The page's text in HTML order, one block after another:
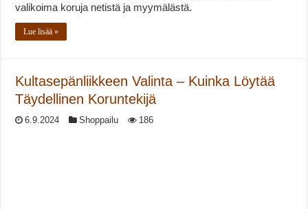
valikoima koruja netistä ja myymälästä.
Lue lisää »
Kultasepänliikkeen Valinta – Kuinka Löytää
Täydellinen Koruntekijä
6.9.2024 Shoppailu 186